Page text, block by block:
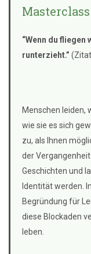
“Wenn du
runterzieht.”
Menschen leiden,
wie sie es sich
zu, als Ihnen
der
Geschichten und
Identität werden.
Begründung für
diese Blockaden
leben.